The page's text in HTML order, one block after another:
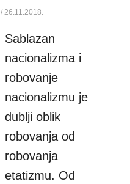
/ 26.11.2018.
Sablazan
nacionalizma i
robovanje
nacionalizmu je
dublji oblik
robovanja od
robovanja
etatizmu. Od